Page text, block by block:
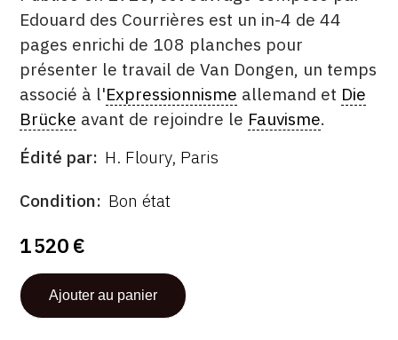
CONTACT
CGU
CGV
SUIVEZ-NOUS
INSTAGRAM
TWITTER
PINTEREST
Edouard des Courrières est un in-4 de 44
pages enrichi de 108 planches pour
présenter le travail de Van Dongen, un temps
associé à l'Expressionnisme allemand et Die
Brücke avant de rejoindre le Fauvisme.
ÉDITÉ
Édité par H. Floury, Paris
FORMAT
ÉTAT
Condition Bon état
1 520 €